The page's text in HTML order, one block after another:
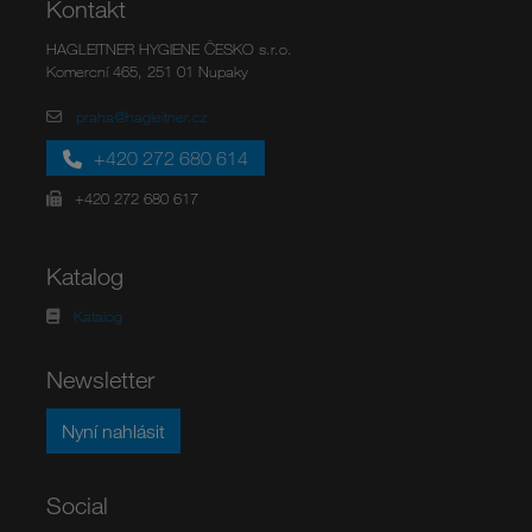
Kontakt
HAGLEITNER HYGIENE ČESKO s.r.o.
Komercní 465, 251 01 Nupaky
praha@hagleitner.cz
+420 272 680 614
+420 272 680 617
Katalog
Katalog
Newsletter
Nyní nahlásit
Social